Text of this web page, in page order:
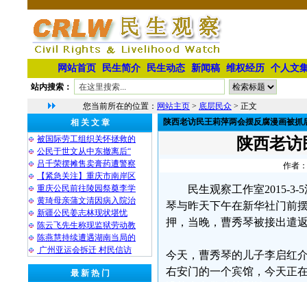
网站首页 民生简介 民生动态 新闻稿 维权经历 个人文
站内搜索：
您当前所在的位置： 网站主页 > 底层民众 > 正文
相 关 文 章
被国际劳工组织关怀拯救的
公民于世文从中东撤离后“
吕千荣摆摊售卖膏药遭警察
【紧急关注】重庆市南岸区
重庆公民前往陵园祭奠李学
黄琦母亲蒲文清因病入院治
新疆公民姜志林现状堪忧
陈云飞先生称现监狱劳动教
陈燕慧持续遭遇湖南当局的
广州亚运会拆迁 村民信访
最 新 热 门
陕西老访民王莉萍两会摆反腐漫画被抓
陕西老
作者
民生观察工作室2015-3-
琴与昨天下午在新华社门前
押，当晚，曹秀琴被接出遣
今天，曹秀琴的儿子李启红
右安门的一个宾馆，今天正